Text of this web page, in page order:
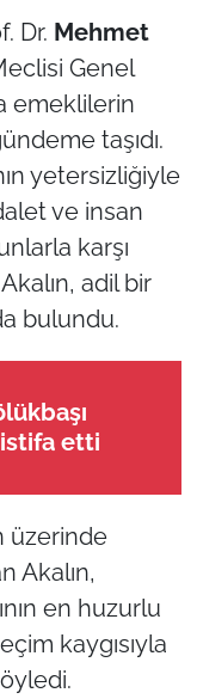
Dr. Mehmet
Genel
emeklilerin
taşıdı.
yetersizliğiyle
ve insan
karşı
adil bir
bulundu.
istifa etti
üzerinde
Akalın,
en huzurlu
kaygısıyla